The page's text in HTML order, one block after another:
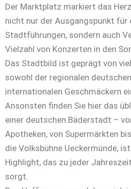
Der Marktplatz markiert das
nicht nur der Ausgangspunkt für
Stadtführungen, sondern auch
Vielzahl von Konzerten in den
Das Stadtbild ist geprägt von
sowohl der regionalen
internationalen Geschmäckern
Ansonsten finden Sie hier das
einer deutschen Bäderstadt –
Apotheken, von Supermärkten
die Volksbühne Ueckermünde,
Highlight, das zu jeder
sorgt.